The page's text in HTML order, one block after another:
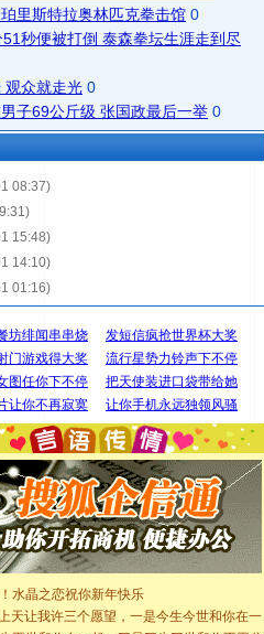
里斯特拉奥林匹克拳击馆 0
51秒便被打倒 泰森拳坛生涯走到尽
观众就走光 0
子69公斤级 张国政最后一举 0
08:37)
15:48)
14:10)
01:16)
节到了，想想没什么送给你的，又不打算给
给你五千万：千万快乐！千万要健康！千万
万要知足！千万不要忘记我！
这样的日子才会想起你,而是这样的日子才
骚扰你,告诉你,圣诞要快乐!新年要快乐!天天
一颗祝福的心,在这个特别的日子里,愿幸福,
花,一切美好的祝愿与你同在.圣诞快乐!
我会触电；看不到你我要充电；没有你我会
我职业，想你是我事业，抱你是我特长，吻
天让我许三个愿望，一是今生今世和你在一
再世和你在一起；三是三生三世和你不再分